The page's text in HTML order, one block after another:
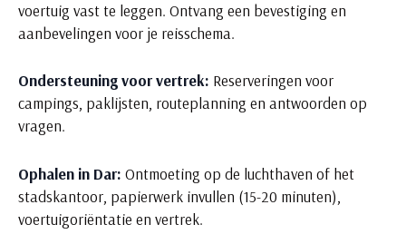
voertuig vast te leggen. Ontvang een bevestiging en
aanbevelingen voor je reisschema.
Ondersteuning voor vertrek: Reserveringen voor
campings, paklijsten, routeplanning en antwoorden op
vragen.
Ophalen in Dar: Ontmoeting op de luchthaven of het
stadskantoor, papierwerk invullen (15-20 minuten),
voertuigoriëntatie en vertrek.